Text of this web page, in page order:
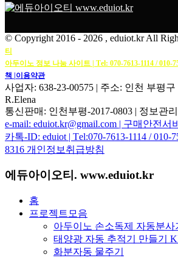
© Copyright 2016 - 2026 , eduiot.kr All
티
아두이노 정보 나눔 사이트 | Тel: 070-7613-1114 / 010-
책 |이용약관
사업자: 638-23-00575 | 주소: 인천 부평
R.Elena
통신판매: 인천부평-2017-0803 | 정보관
e-mail: eduiot.kr@gmail.com | 구매안전서
카톡-ID: eduiot | Тel:070-7613-1114 / 010-
8316 개인정보취급방침
에듀아이오티. www.eduiot.kr
홈
프로젝트모음
아두이노 손소독제 자동분
태양광 자동 추적기 만들기
화분자동 물주기